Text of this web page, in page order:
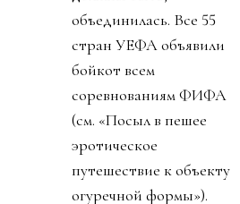
объединилась. Все 55
стран УЕФА объявили
бойкот всем
соревнованиям ФИФА
(см. «Посыл в пешее
эротическое
путешествие к объекту
огуречной формы»).